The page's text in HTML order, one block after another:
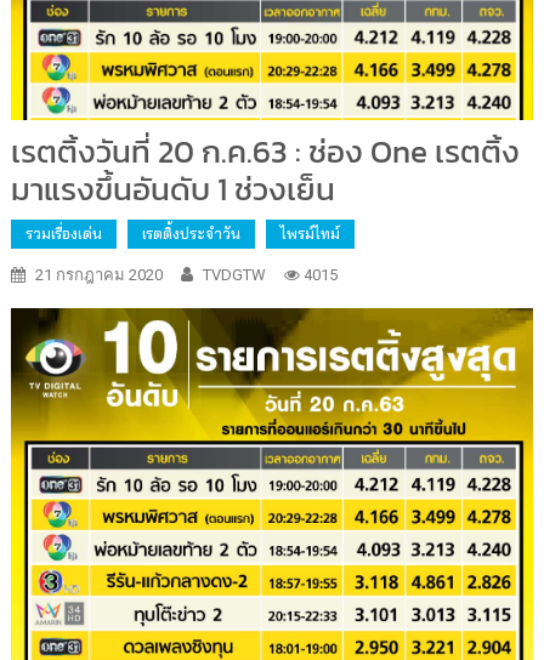
เรตติ้งวันที่ 20 ก.ค.63 : ช่อง One เรตติ้ง
มาแรงขึ้นอันดับ 1 ช่วงเย็น
รวมเรื่องเด่น เรตติ้งประจำวัน ไพรม์ไทม์
21 กรกฎาคม 2020 TVDGTW 4015